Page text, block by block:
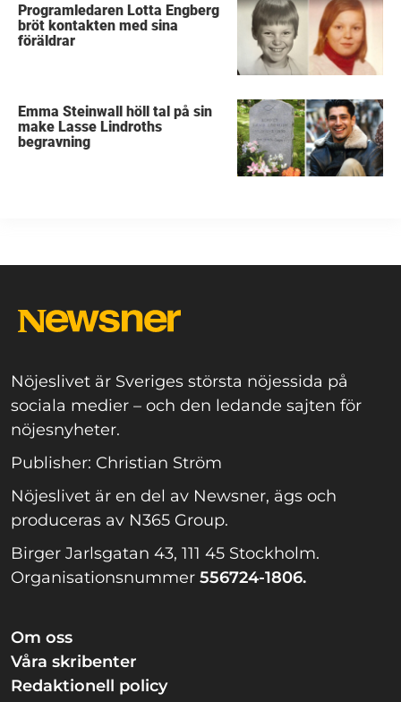
Programledaren Lotta Engberg
bröt kontakten med sina
föräldrar
Emma Steinwall höll tal på sin
make Lasse Lindroths
begravning
Nöjeslivet är Sveriges största nöjessida på
sociala medier – och den ledande sajten för
nöjesnyheter.
Publisher: Christian Ström
Nöjeslivet är en del av Newsner, ägs och
produceras av N365 Group.
Birger Jarlsgatan 43, 111 45 Stockholm.
Organisationsnummer 556724-1806.
Om oss
Våra skribenter
Redaktionell policy